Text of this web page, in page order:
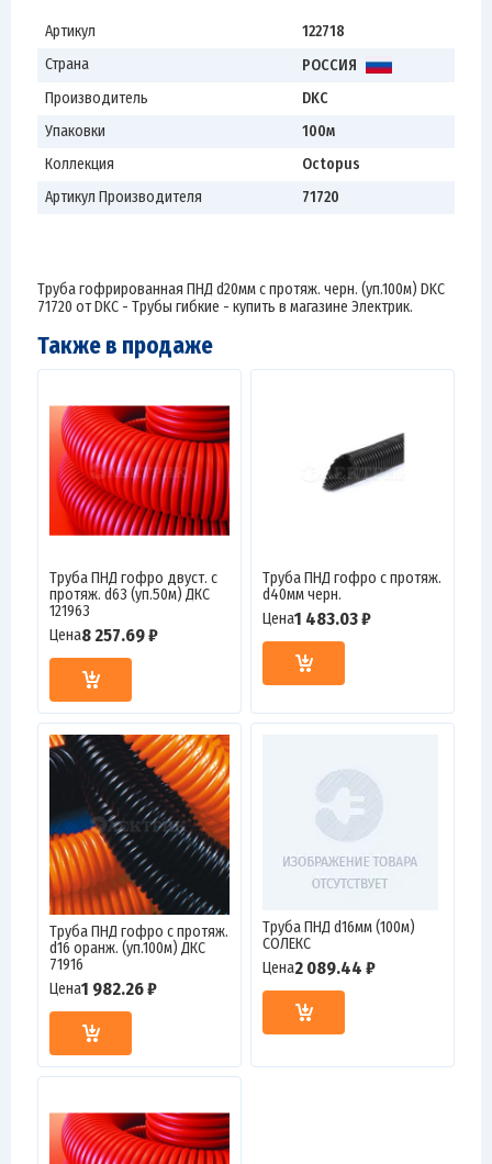
Артикул
122718
Страна
РОССИЯ
Производитель
DKC
Упаковки
100м
Коллекция
Octopus
Артикул Производителя
71720
Труба гофрированная ПНД d20мм с протяж. черн. (уп.100м) DKC
71720 от DKC - Трубы гибкие - купить в магазине Электрик.
Также в продаже
Труба ПНД гофро двуст. с
протяж. d63 (уп.50м) ДКС
121963
Цена8 257.69 ₽
Труба ПНД гофро с протяж.
d40мм черн.
Цена1 483.03 ₽
Труба ПНД гофро c протяж.
d16 оранж. (уп.100м) ДКС
71916
Цена1 982.26 ₽
Труба ПНД d16мм (100м)
СОЛЕКС
Цена2 089.44 ₽